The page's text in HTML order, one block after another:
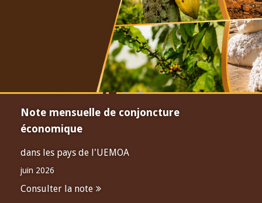
Note mensuelle de conjoncture
économique
dans les pays de l'UEMOA
juin 2026
Consulter la note